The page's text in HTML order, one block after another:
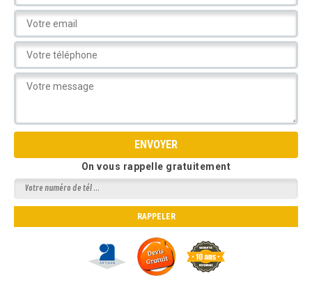
On vous rappelle gratuitement